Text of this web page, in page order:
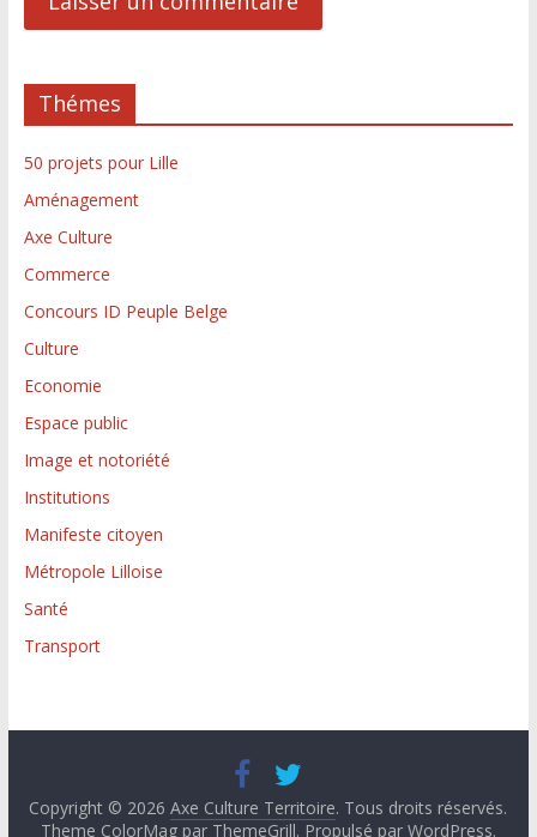
Thémes
50 projets pour Lille
Aménagement
Axe Culture
Commerce
Concours ID Peuple Belge
Culture
Economie
Espace public
Image et notoriété
Institutions
Manifeste citoyen
Métropole Lilloise
Santé
Transport
Copyright © 2026Axe Culture Territoire. Tous droits réservés.
Theme ColorMagpar ThemeGrill. Propulsé par WordPress.